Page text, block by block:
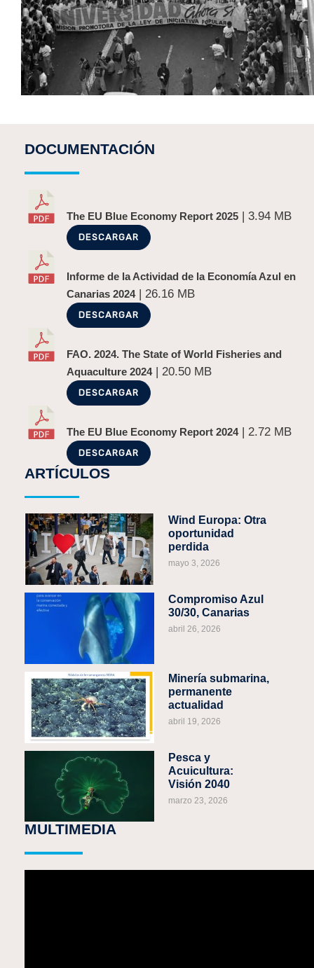
DOCUMENTACIÓN
The EU Blue Economy Report 2025 | 3.94 MB
DESCARGAR
Informe de la Actividad de la Economía Azul en
Canarias 2024| 26.16 MB
DESCARGAR
FAO. 2024. The State of World Fisheries and
Aquaculture 2024| 20.50 MB
DESCARGAR
The EU Blue Economy Report 2024| 2.72 MB
DESCARGAR
ARTÍCULOS
Wind Europa: Otra
oportunidad
perdida
mayo 3, 2026
Compromiso Azul
30/30, Canarias
abril 26, 2026
Minería submarina,
permanente
actualidad
abril 19, 2026
Pesca y
Acuicultura:
Visión 2040
marzo 23, 2026
MULTIMEDIA